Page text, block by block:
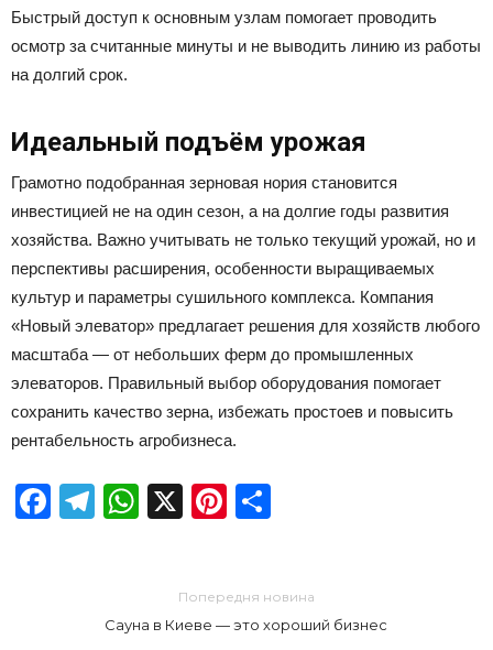
Быстрый доступ к основным узлам помогает проводить
осмотр за считанные минуты и не выводить линию из работы
на долгий срок.
Идеальный подъём урожая
Грамотно подобранная зерновая нория становится
инвестицией не на один сезон, а на долгие годы развития
хозяйства. Важно учитывать не только текущий урожай, но и
перспективы расширения, особенности выращиваемых
культур и параметры сушильного комплекса. Компания
«Новый элеватор» предлагает решения для хозяйств любого
масштаба — от небольших ферм до промышленных
элеваторов. Правильный выбор оборудования помогает
сохранить качество зерна, избежать простоев и повысить
рентабельность агробизнеса.
Facebook
Telegram
WhatsApp
X Pinterest
Попередня новина
Сауна в Киеве — это хороший бизнес